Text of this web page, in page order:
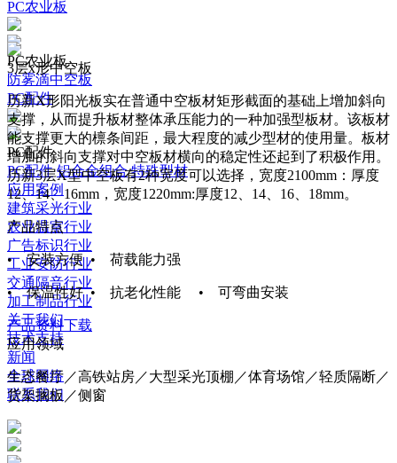
PC农业板
PC农业板
防雾滴中空板
PC配件
PC配件
PC配件 铝合金组合 特殊型材
应用案例
建筑采光行业
农业温室行业
广告标识行业
工业安防行业
交通隔音行业
加工制品行业
关于我们
技术支持
新闻
全球网络
联系我们
3层x形中空板
历新X形阳光板实在普通中空板材矩形截面的基础上增加斜向
支撑，从而提升板材整体承压能力的一种加强型板材。该板材
能支撑更大的檩条间距，最大程度的减少型材的使用量。板材
增加的斜向支撑对中空板材横向的稳定性还起到了积极作用。
历新3层X型中空板有2种宽度可以选择，宽度2100mm：厚度
12、14、16mm，宽度1220mm:厚度12、14、16、18mm。
产品特点
• 安装方便 • 荷载能力强
• 保温性好 • 抗老化性能 • 可弯曲安装
产品资料下载
应用领域
生态餐厅／高铁站房／大型采光顶棚／体育场馆／轻质隔断／
货架搁板／侧窗